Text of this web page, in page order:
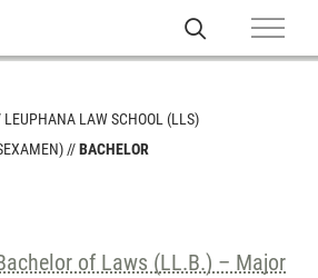
LEUPHANA LAW SCHOOL (LLS)
BACHELOR
of Laws (LL.B.) – Major